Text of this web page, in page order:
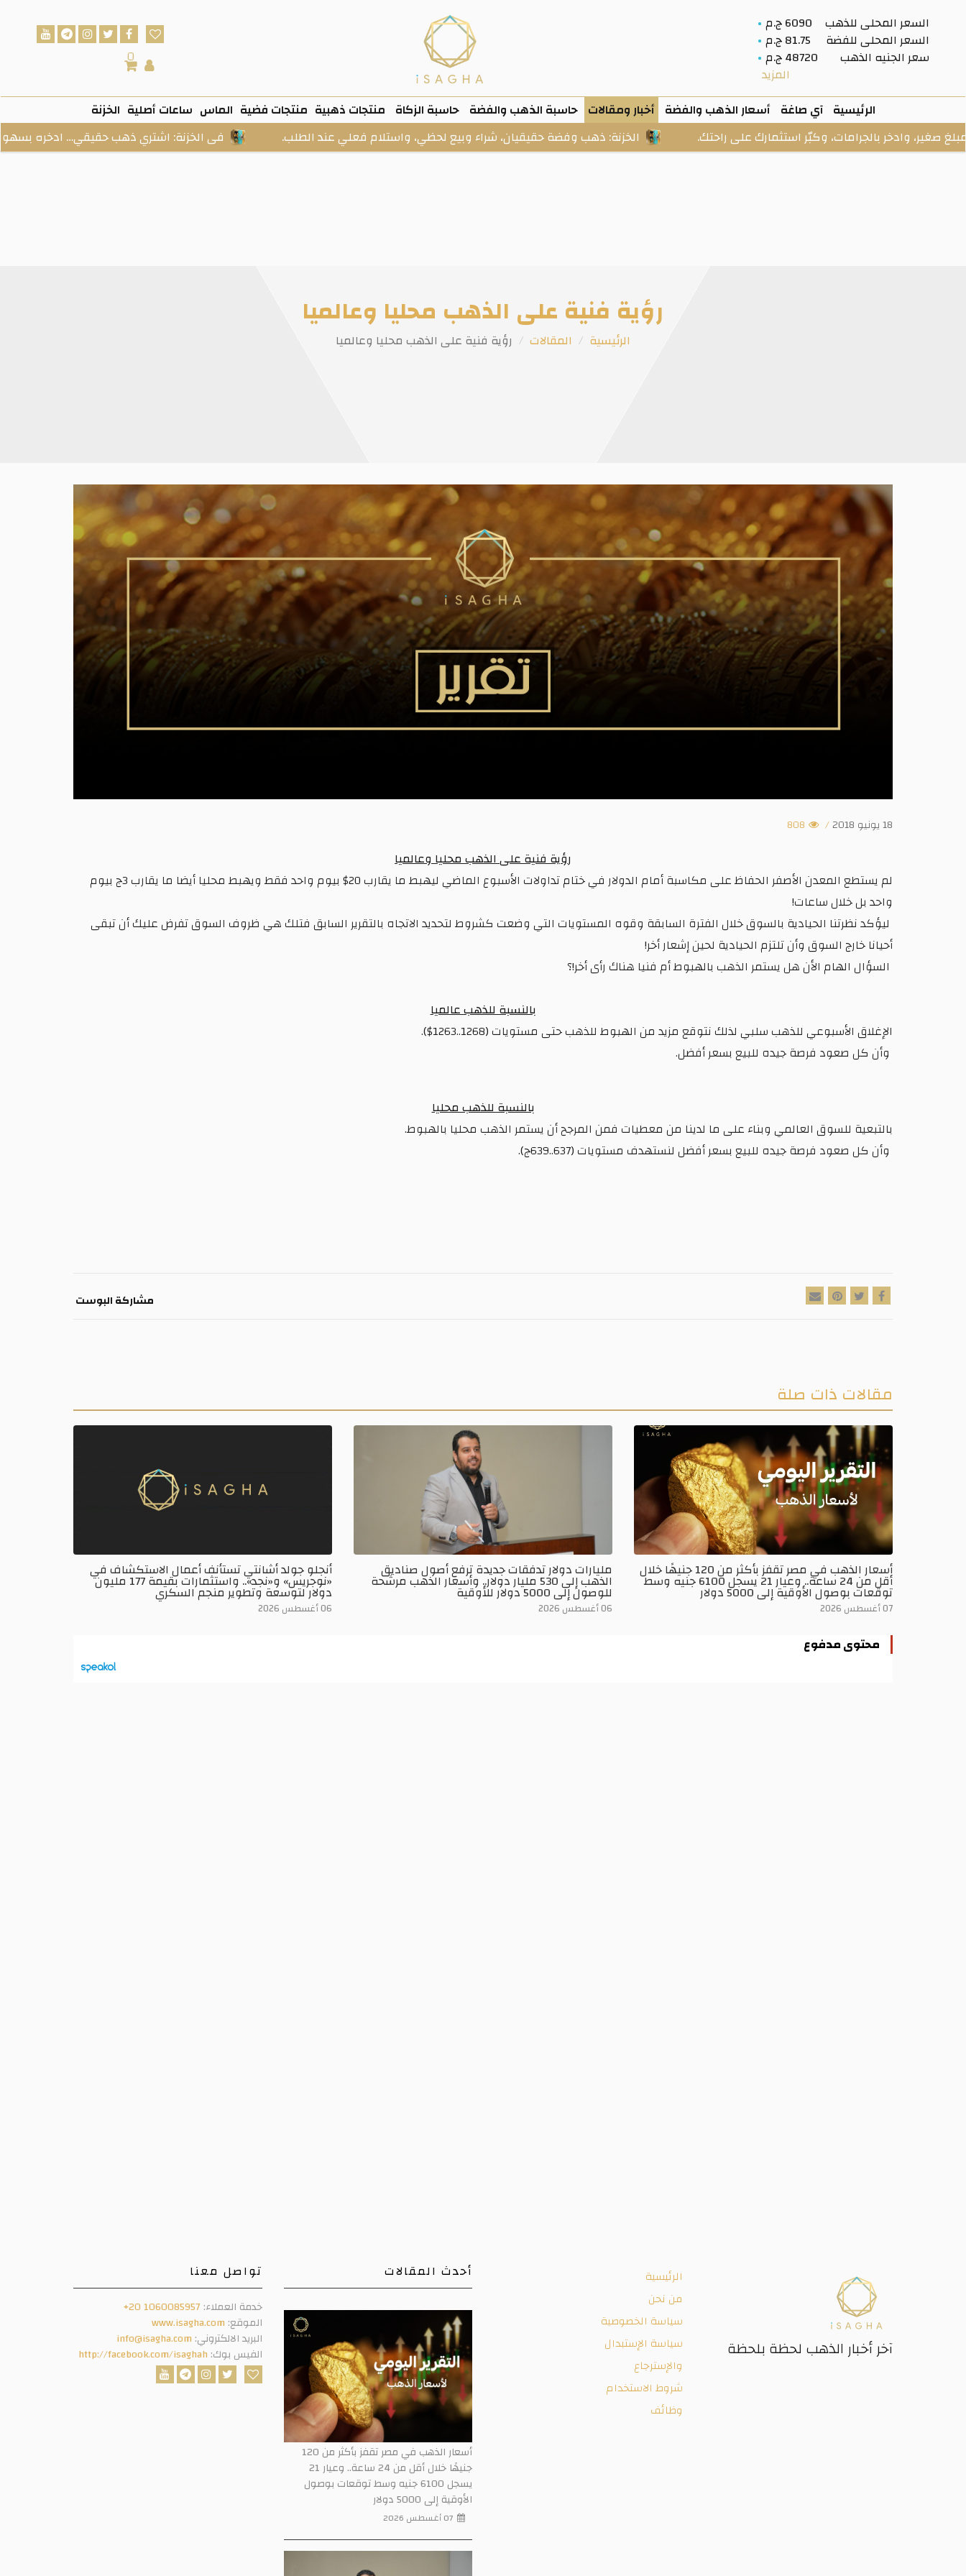
السعر المحلى للذهب
6090 ج.م
السعر المحلى للفضة
81.75 ج.م
سعر الجنيه الذهب
48720 ج.م
المزيد
0
الرئيسية آي صاغة أسعار الذهب والفضة أخبار ومقالات حاسبة الذهب والفضة حاسبة الزكاة منتجات ذهبية منتجات فضية الماس ساعات أصلية الخزنة
فى الخزنة: اشتري ذهب حقيقي… ادخره بسهولة…
الخزنة: ذهب وفضة حقيقيان، شراء وبيع لحظي، واستلام فعلي عند الطلب. بالجرامات، وكبّر استثمارك على راحتك.
رؤية فنية على الذهب محليا وعالميا
الرئيسية المقالات رؤية فنية على الذهب محليا وعالميا
18 يونيو 2018 /
808
رؤية فنية على الذهب محليا وعالميا
لم يستطع المعدن الأصفر الحفاظ على مكاسبة أمام الدولار في ختام تداولات الأسبوع الماضي ليهبط ما يقارب 20$ بيوم واحد فقط ويهبط محليا أيضا ما يقارب 3ج بيوم
واحد بل خلال ساعات!
ليؤكد نظرتنا الحيادية بالسوق خلال الفترة السابقة وقوه المستويات التي وضعت كشروط لتحديد الاتجاه بالتقرير السابق فتلك هي ظروف السوق تفرض عليك أن تبقى
أحيانا خارج السوق وأن تلتزم الحيادية لحين إشعار أخر!
السؤال الهام الأن هل يستمر الذهب بالهبوط أم فنيا هناك رأى أخر!؟
بالنسبة للذهب عالميا
الإغلاق الأسبوعي للذهب سلبي لذلك نتوقع مزيد من الهبوط للذهب حتى مستويات (1268..1263$).
وأن كل صعود فرصة جيده للبيع بسعر أفضل.
بالنسبة للذهب محليا
بالتبعية للسوق العالمي وبناء على ما لدينا من معطيات فمن المرجح أن يستمر الذهب محليا بالهبوط.
وأن كل صعود فرصة جيده للبيع بسعر أفضل لنستهدف مستويات (637..639ج).
مشاركة البوست
مقالات ذات صلة
أسعار الذهب في مصر تقفز بأكثر من 120 جنيهًا خلال
أقل من 24 ساعة.. وعيار 21 يسجل 6100 جنيه وسط
توقعات بوصول الأوقية إلى 5000 دولار
07 أغسطس 2026
مليارات دولار تدفقات جديدة ترفع أصول صناديق
الذهب إلى 530 مليار دولار.. وأسعار الذهب مرشحة
للوصول إلى 5000 دولار للأوقية
06 أغسطس 2026
أنجلو جولد أشانتي تستأنف أعمال الاستكشاف في
«نوجريس» و«نجد».. واستثمارات بقيمة 177 مليون
دولار لتوسعة وتطوير منجم السكري
06 أغسطس 2026
محتوى مدفوع
آخر أخبار الذهب لحظة بلحظة
الرئيسية
من نحن
سياسة الخصوصية
سياسة الإستبدال
والإسترجاع
شروط الاستخدام
وظائف
أحدث المقالات
أسعار الذهب في مصر تقفز بأكثر من 120
جنيهًا خلال أقل من 24 ساعة.. وعيار 21
يسجل 6100 جنيه وسط توقعات بوصول
الأوقية إلى 5000 دولار
07 أغسطس 2026
تواصل معنا
خدمة العملاء: +20 1060085957
الموقع: www.isagha.com
البريد الالكتروني: info@isagha.com
الفيس بوك: http://facebook.com/isaghah